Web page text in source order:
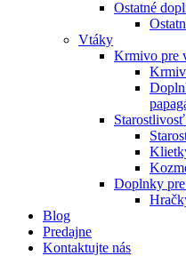
Ostatné
Vtáky
Krmivo pre
Doplnky
Blog
Predajne
Kontaktujte nás